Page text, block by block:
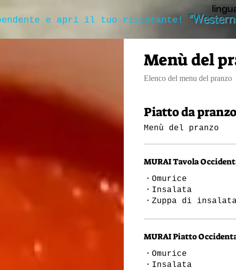
e apri il tuo ristorante!
Menù del
Elenco del menu del pranzo
Piatto da pranzo
Menù del pranzo
MURAI Tavola
・Omurice
・Insalata
・Zuppa di
MURAI Piatto
・Omurice
・Insalata